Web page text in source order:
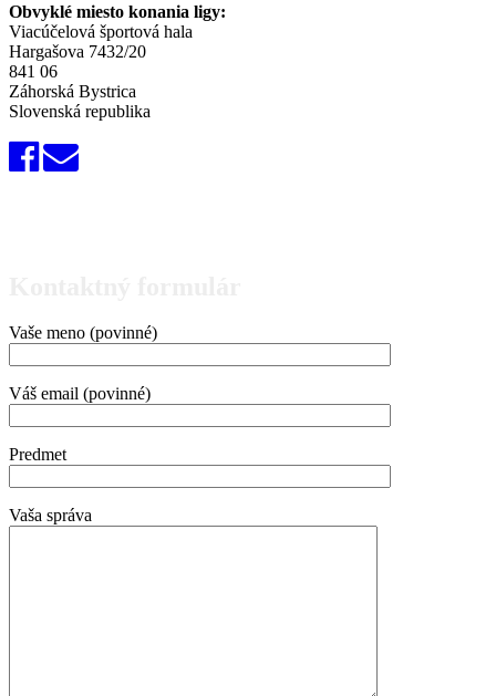
Obvyklé miesto konania ligy:
Viacúčelová športová hala
Hargašova 7432/20
841 06
Záhorská Bystrica
Slovenská republika
Vaše meno (povinné)
Váš email (povinné)
Predmet
Vaša správa